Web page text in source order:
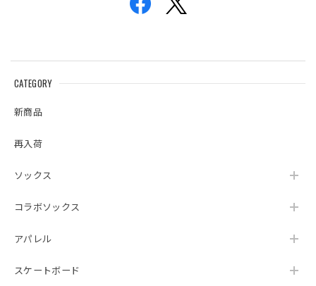
CATEGORY
新商品
再入荷
ソックス
コラボソックス
アパレル
スケートボード